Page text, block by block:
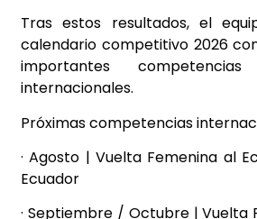
Tras estos resultados, el
calendario competitivo 2026
importantes
internacionales.
Próximas competencias
· Agosto | Vuelta Femenina al
Ecuador
· Septiembre / Octubre | Vuelta